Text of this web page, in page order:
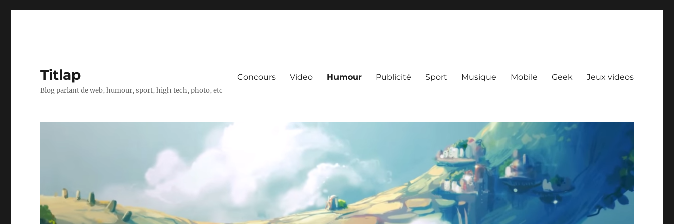
Titlap
Blog parlant de web, humour, sport, high tech, photo, etc
Concours Video Humour Publicité Sport Musique Mobile Geek Jeux videos